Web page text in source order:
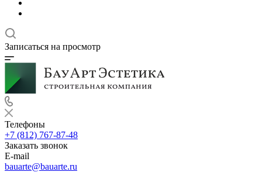
Записаться на просмотр
Телефоны
+7 (812) 767-87-48
Заказать звонок
E-mail
bauarte@bauarte.ru